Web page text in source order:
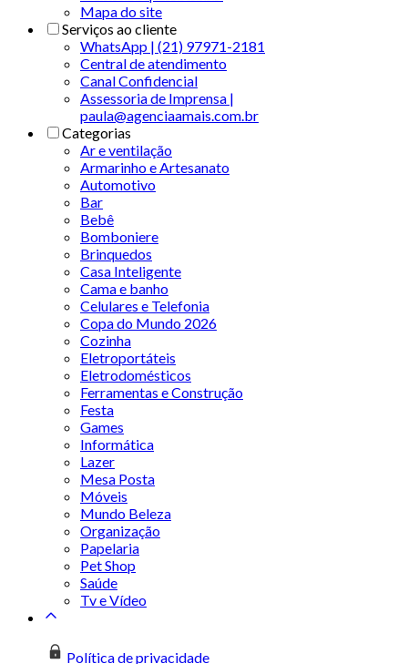
Mapa do site
Serviços ao cliente
WhatsApp | (21) 97971-2181
Central de atendimento
Canal Confidencial
Assessoria de Imprensa |
paula@agenciaamais.com.br
Categorias
Ar e ventilação
Armarinho e Artesanato
Automotivo
Bar
Bebê
Bomboniere
Brinquedos
Casa Inteligente
Cama e banho
Celulares e Telefonia
Copa do Mundo 2026
Cozinha
Eletroportáteis
Eletrodomésticos
Ferramentas e Construção
Festa
Games
Informática
Lazer
Mesa Posta
Móveis
Mundo Beleza
Organização
Papelaria
Pet Shop
Saúde
Tv e Vídeo
Política de privacidade